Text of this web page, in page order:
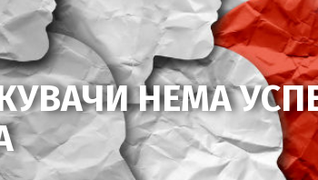
НЕМА